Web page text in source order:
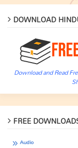
DOWNLOAD
Download and Read
FREE
Audio